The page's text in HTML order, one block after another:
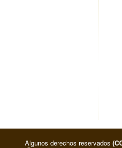
Algunos derechos reservados